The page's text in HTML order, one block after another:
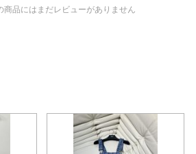
商品にはまだレビューがありません